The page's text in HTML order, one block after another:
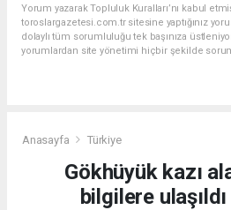
Yorum yazarak Topluluk Kuralları’nı kabul
toroslargazetesi.com.tr sitesine yaptığınız
dolaylı tüm sorumluluğu tek başınıza
yorumlardan site yönetimi hiçbir şekilde
Anasayfa Türkiye
Gökhüyük kazı
bilgilere